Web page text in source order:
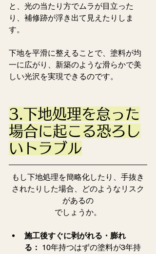
と、光の当たり方でムラが目立った
り、補修跡が浮き出て見えたりしま
す。
下地を平滑に整えることで、塗料が均
一に広がり、新築のような滑らかで美
しい光沢を実現できるのです。
3.下地処理を怠った
場合に起こる恐ろし
いトラブル
もし下地処理を簡略化したり、手抜き
されたりした場合、どのようなリスク
があるの
でしょうか。
施工後すぐに剥がれる・膨れ
る： 10年持つはずの塗料が3年持